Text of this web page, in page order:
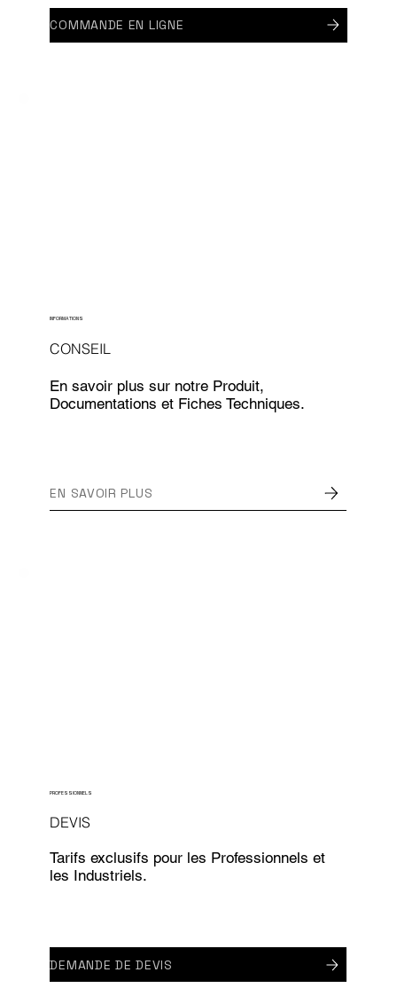
COMMANDE EN LIGNE
CONSEIL
INFORMATIONS
En savoir plus sur notre Produit,
Documentations et Fiches Techniques.
EN SAVOIR PLUS
DEVIS
PROFESSIONNELS
Tarifs exclusifs pour les Professionnels et
les Industriels.
DEMANDE DE DEVIS